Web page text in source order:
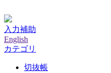
入力補助
English
カテゴリ
切抜帳